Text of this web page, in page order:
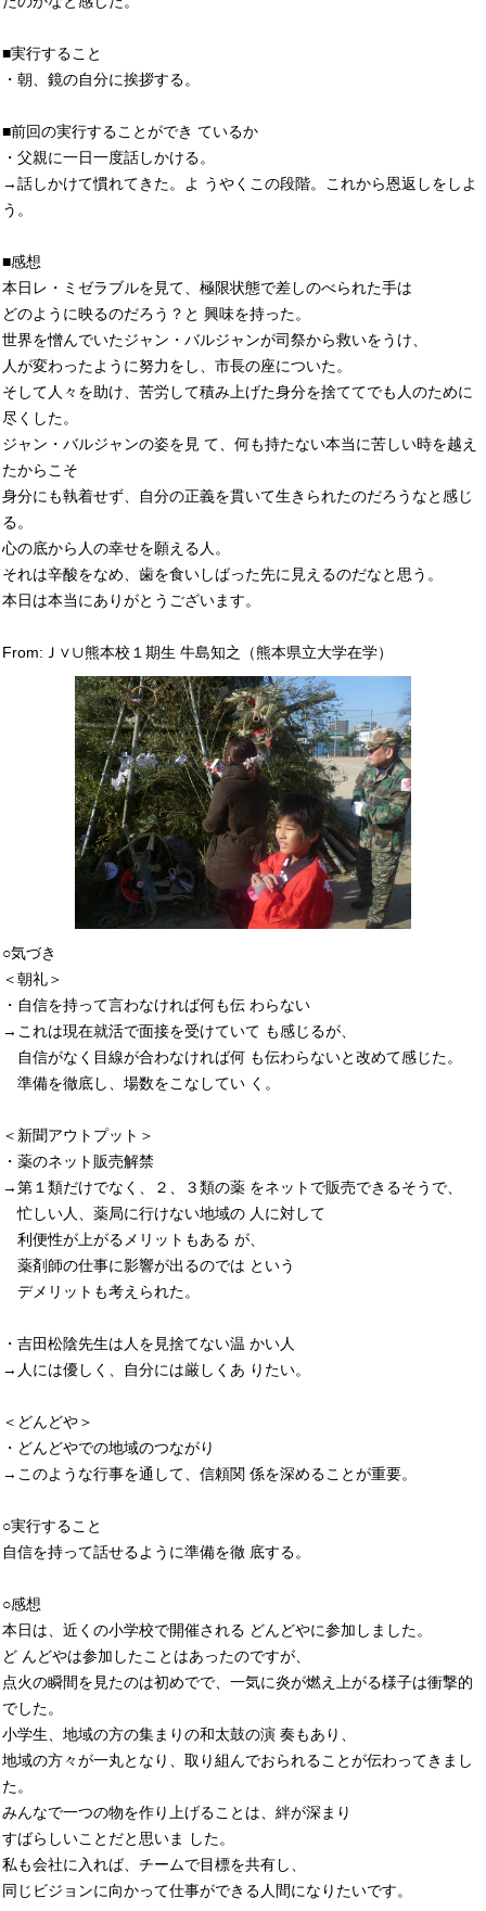
■実行すること
・朝、鏡の自分に挨拶する。
■前回の実行することができ ているか
・父親に一日一度話しかける。
→話しかけて慣れてきた。よ うやくこの段階。これから恩返しをしよ
う。
■感想
本日レ・ミゼラブルを見て、極限状態で差しのべられた手は
どのように映るのだろう？と 興味を持った。
世界を憎んでいたジャン・バルジャンが司祭から救いをうけ、
人が変わったように努力をし、市長の座についた。
そして人々を助け、苦労して積み上げた身分を捨ててでも人のために
尽くした。
ジャン・バルジャンの姿を見 て、何も持たない本当に苦しい時を越え
たからこそ
身分にも執着せず、自分の正義を貫いて生きられたのだろうなと感じ
る。
心の底から人の幸せを願える人。
それは辛酸をなめ、歯を食いしばった先に見えるのだなと思う。
本日は本当にありがとうございます。
From:Ｊ∨∪熊本校１期生 牛島知之（熊本県立大学在学）
○気づき
＜朝礼＞
・自信を持って言わなければ何も伝 わらない
→これは現在就活で面接を受けていて も感じるが、
自信がなく目線が合わなければ何 も伝わらないと改めて感じた。
準備を徹底し、場数をこなしてい く。
＜新聞アウトプット＞
・薬のネット販売解禁
→第１類だけでなく、２、３類の薬 をネットで販売できるそうで、
忙しい人、薬局に行けない地域の 人に対して
利便性が上がるメリットもある が、
薬剤師の仕事に影響が出るのでは という
デメリットも考えられた。
・吉田松陰先生は人を見捨てない温 かい人
→人には優しく、自分には厳しくあ りたい。
＜どんどや＞
・どんどやでの地域のつながり
→このような行事を通して、信頼関 係を深めることが重要。
○実行すること
自信を持って話せるように準備を徹 底する。
○感想
本日は、近くの小学校で開催される どんどやに参加しました。
ど んどやは参加したことはあったのですが、
点火の瞬間を見たのは初めでで、一気に炎が燃え上がる様子は衝撃的
でした。
小学生、地域の方の集まりの和太鼓の演 奏もあり、
地域の方々が一丸となり、取り組んでおられることが伝わってきまし
た。
みんなで一つの物を作り上げることは、絆が深まり
すばらしいことだと思いま した。
私も会社に入れば、チームで目標を共有し、
同じビジョンに向かって仕事ができる人間になりたいです。